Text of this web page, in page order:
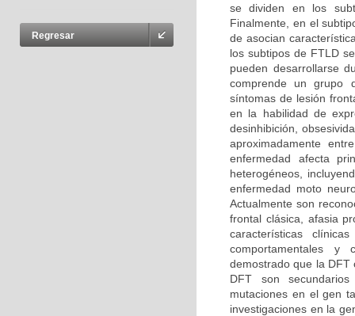
Regresar
se dividen en los
Finalmente, en el
de asocian
los subtipos de FTLD
pueden desarrollarse
comprende un grupo
síntomas de lesión
en la habilidad de
desinhibición,
aproximadamente
enfermedad afecta
heterogéneos,
enfermedad moto
Actualmente son
frontal clásica, afasia
características
comportamentales y
demostrado que la DFT
DFT son
mutaciones en el gen
investigaciones en la